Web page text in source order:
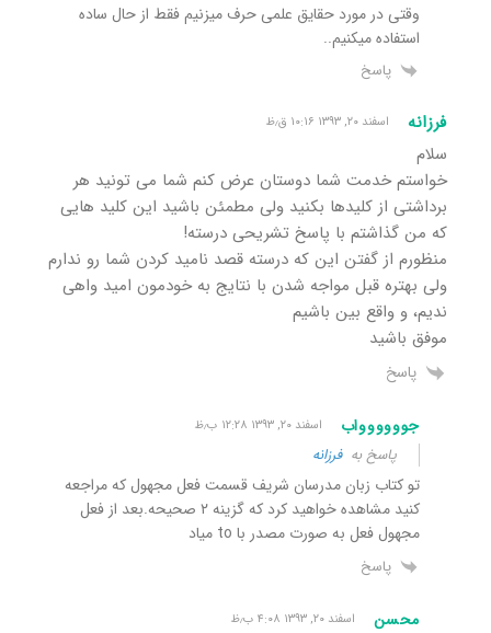
وقتی در مورد حقایق علمی حرف میزنیم فقط از حال ساده
استفاده میکنیم..
پاسخ
فرزانه اسفند ۲۰, ۱۳۹۳ ۱۰:۱۶ ق٫ظ
سلام
خواستم خدمت شما دوستان عرض کنم شما می تونید هر
برداشتی از کلیدها بکنید ولی مطمئن باشید این کلید هایی
که من گذاشتم با پاسخ تشریحی درسته!
منظورم از گفتن این که درسته قصد نامید کردن شما رو ندارم
ولی بهتره قبل مواجه شدن با نتایج به خودمون امید واهی
ندیم، و واقع بین باشیم
موفق باشید
پاسخ
جوووووواب اسفند ۲۰, ۱۳۹۳ ۱۲:۲۸ ب٫ظ
پاسخ بهفرزانه
تو کتاب زبان مدرسان شریف قسمت فعل مجهول که مراجعه
کنید مشاهده خواهید کرد که گزینه ۲ صحیحه.بعد از فعل
مجهول فعل به صورت مصدر با to میاد
پاسخ
محسن اسفند ۲۰, ۱۳۹۳ ۴:۰۸ ب٫ظ